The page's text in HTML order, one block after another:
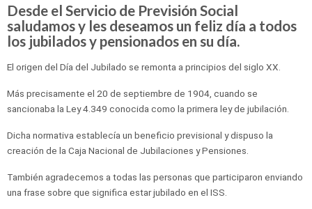
Desde el Servicio de Previsión Social
saludamos y les deseamos un feliz día a todos
los jubilados y pensionados en su día.
El origen del Día del Jubilado se remonta a principios del siglo XX.
Más precisamente el 20 de septiembre de 1904, cuando se
sancionaba la Ley 4.349 conocida como la primera ley de jubilación.
Dicha normativa establecía un beneficio previsional y dispuso la
creación de la Caja Nacional de Jubilaciones y Pensiones.
También agradecemos a todas las personas que participaron enviando
una frase sobre que significa estar jubilado en el ISS.